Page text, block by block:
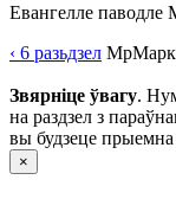
Евангелле паводле
‹ 6 разьдзел Мр
Звярніце ўвагу.
на раздзел з
вы будзеце прыемна
×